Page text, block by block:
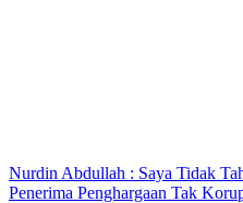
Nurdin Abdullah : Saya Tidak
Penerima Penghargaan Tak